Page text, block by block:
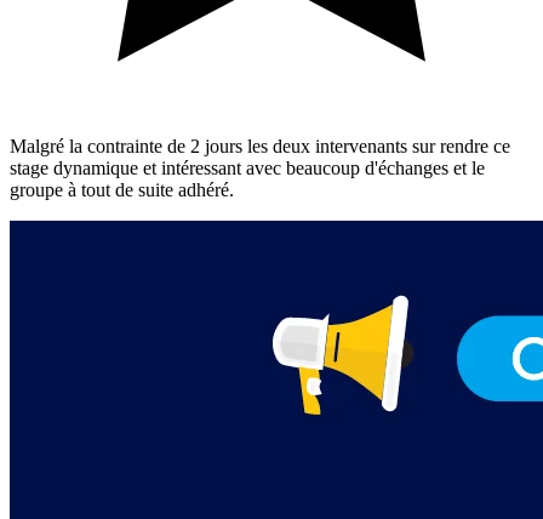
Malgré la contrainte de 2 jours les deux intervenants sur rendre ce
stage dynamique et intéressant avec beaucoup d'échanges et le
groupe à tout de suite adhéré.